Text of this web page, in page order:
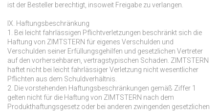
ist der Besteller berechtigt, insoweit Freigabe zu verlangen.
IX. Haftungsbeschränkung
1. Bei leicht fahrlässigen Pflichtverletzungen beschränkt sich die
Haftung von ZIMTSTERN für eigenes Verschulden und
Verschulden seiner Erfüllungsgehilfen und gesetzlichen Vertreter
auf den vorhersehbaren, vertragstypischen Schaden. ZIMTSTERN
haftet nicht bei leicht fahrlässiger Verletzung nicht wesentlicher
Pflichten aus dem Schuldverhältnis.
2. Die vorstehenden Haftungsbeschränkungen gemäß Ziffer 1
gelten nicht für die Haftung von ZIMTSTERN nach dem
Produkthaftungsgesetz oder bei anderen zwingenden gesetzlichen